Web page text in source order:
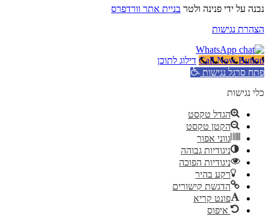
נבנה על ידי פנינה ולטר בניית אתר וורדפרס
הצהרת נגישות
Call Now Button דילוג לתוכן
פתח סרגל נגישות
כלי נגישות
הגדל טקסט
הקטן טקסט
גווני אפור
ניגודיות גבוהה
ניגודיות הפוכה
רקע בהיר
הדגשת קישורים
פונט קריא
איפוס